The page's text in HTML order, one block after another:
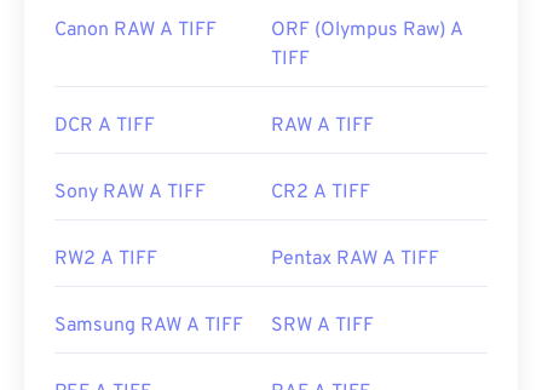
Canon RAW A TIFF
ORF (Olympus Raw) A
TIFF
DCR A TIFF RAW A TIFF
Sony RAW A TIFF CR2 A TIFF
RW2 A TIFF Pentax RAW A TIFF
Samsung RAW A TIFF SRW A TIFF